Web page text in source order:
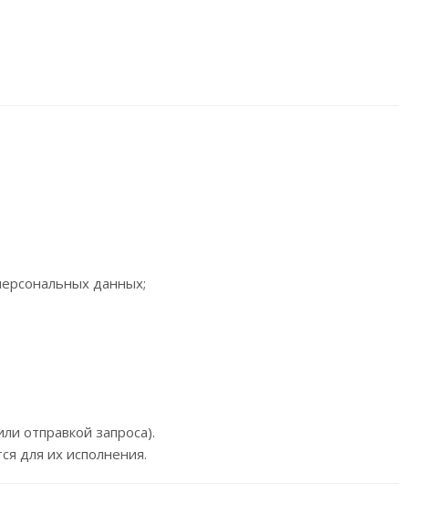
данных;
отправкой запроса).
для их исполнения.